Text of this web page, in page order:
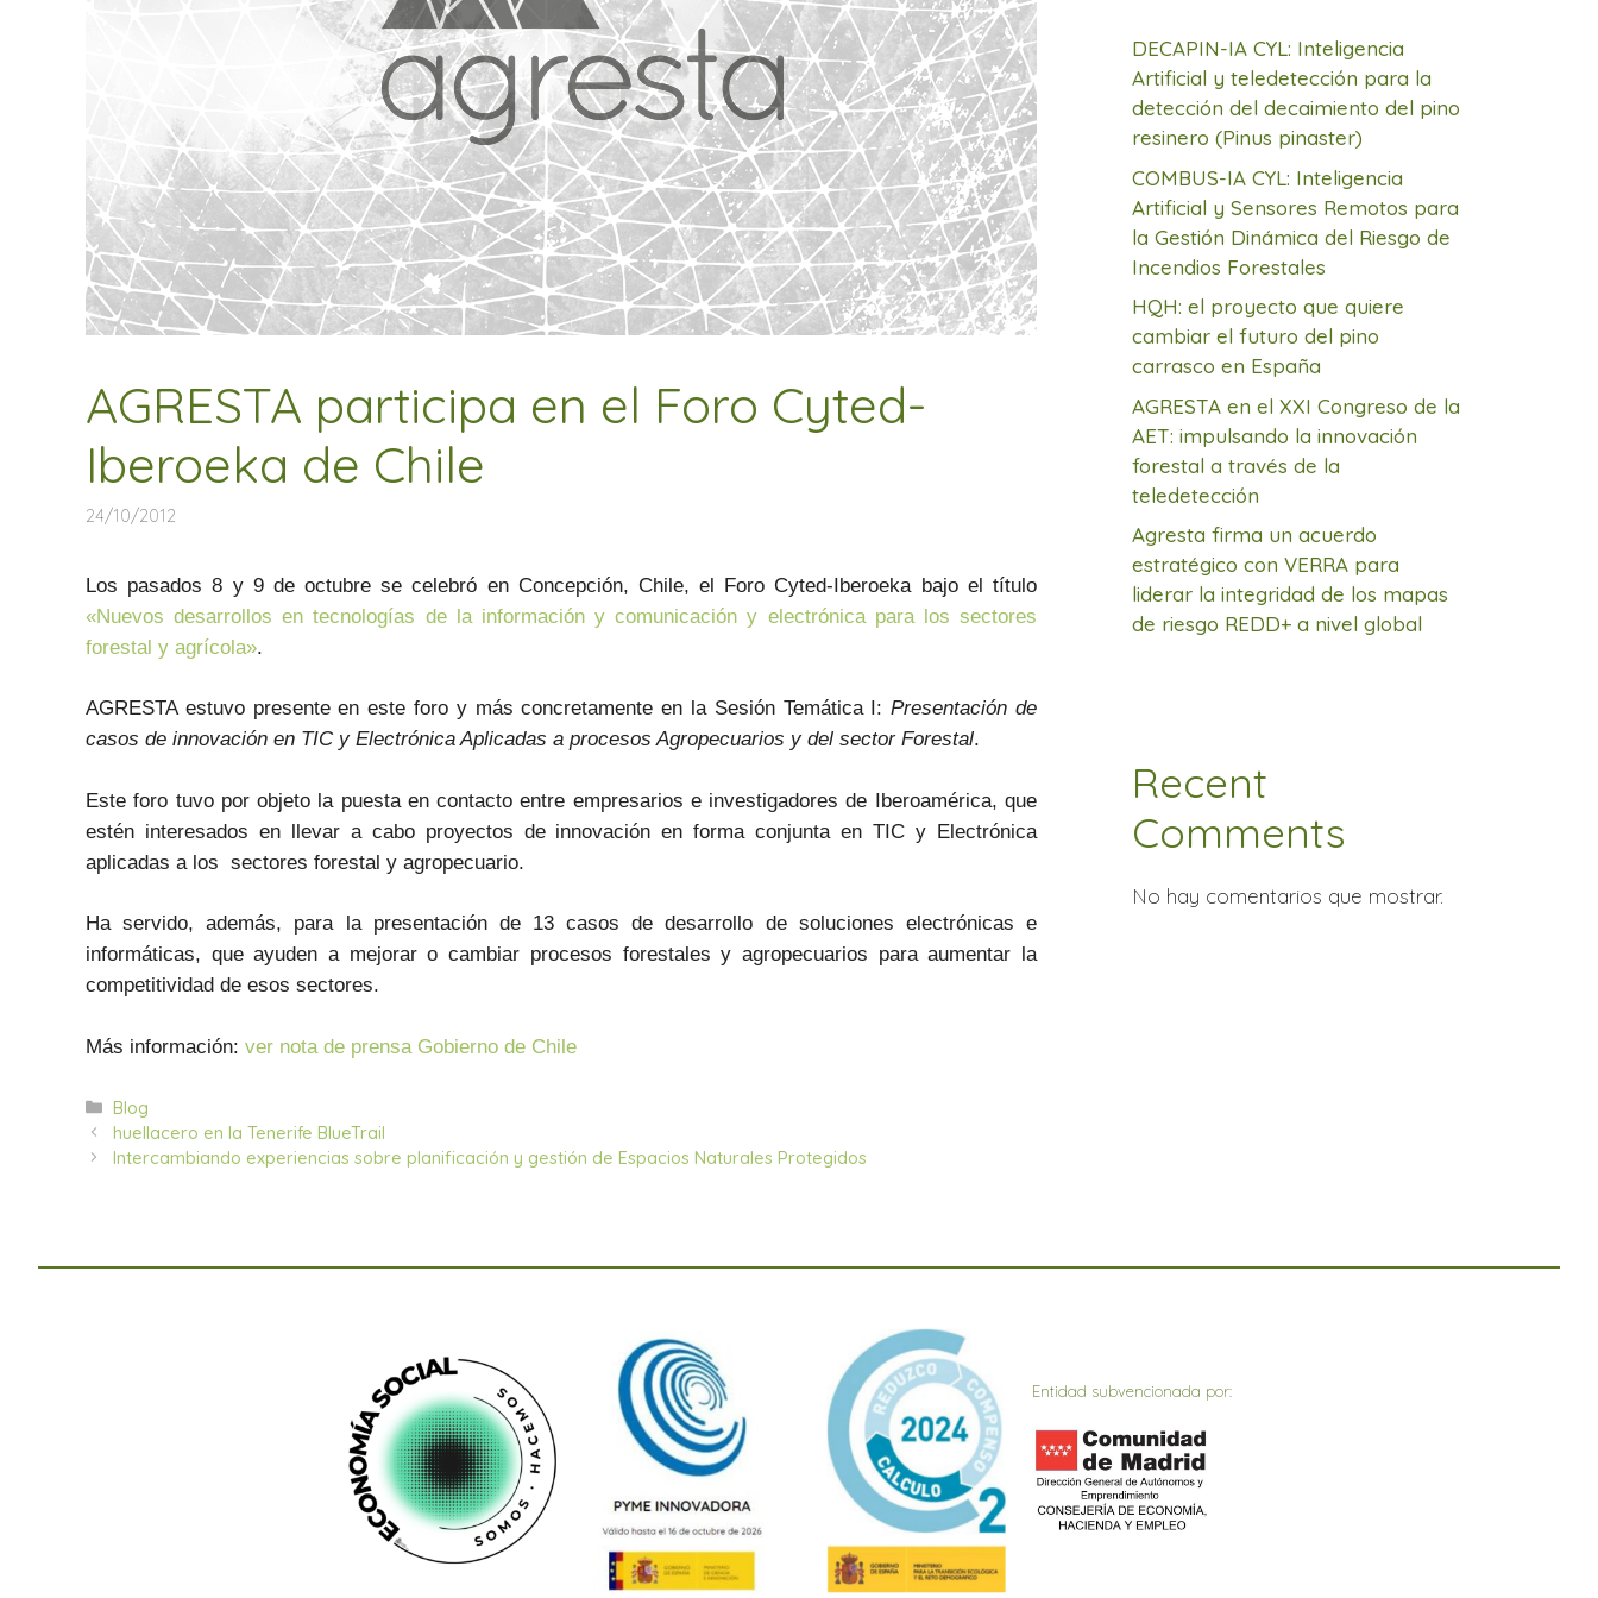
AGRESTA participa en el Foro Cyted-
Iberoeka de Chile
24/10/2012
Los pasados 8 y 9 de octubre se celebró en Concepción, Chile, el Foro Cyted-Iberoeka bajo el título
«Nuevos desarrollos en tecnologías de la información y comunicación y electrónica para los sectores
forestal y agrícola».
AGRESTA estuvo presente en este foro y más concretamente en la Sesión Temática I:Presentación de
casos de innovación en TIC y Electrónica Aplicadas a procesos Agropecuarios y del sector Forestal.
Este foro tuvo por objeto la puesta en contacto entre empresarios e investigadores de Iberoamérica, que
estén interesados en llevar a cabo proyectos de innovación en forma conjunta en TIC y Electrónica
aplicadas a los sectores forestal y agropecuario.
Ha servido, además, para la presentación de 13 casos de desarrollo de soluciones electrónicas e
informáticas, que ayuden a mejorar o cambiar procesos forestales y agropecuarios para aumentar la
competitividad de esos sectores.
Más información: ver nota de prensa Gobierno de Chile
Categorías
Blog
huellacero en la Tenerife BlueTrail
Intercambiando experiencias sobre planificación y gestión de Espacios Naturales Protegidos
DECAPIN-IA CYL: Inteligencia
Artificial y teledetección para la
detección del decaimiento del pino
resinero (Pinus pinaster)
COMBUS-IA CYL: Inteligencia
Artificial y Sensores Remotos para
la Gestión Dinámica del Riesgo de
Incendios Forestales
HQH: el proyecto que quiere
cambiar el futuro del pino
carrasco en España
AGRESTA en el XXI Congreso de la
AET: impulsando la innovación
forestal a través de la
teledetección
Agresta firma un acuerdo
estratégico con VERRA para
liderar la integridad de los mapas
de riesgo REDD+ a nivel global
Recent
Comments
No hay comentarios que mostrar.
Entidad subvencionada por: